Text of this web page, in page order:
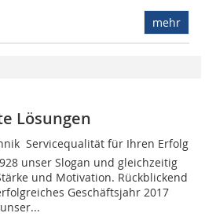
mehr
Lösungen
 Servicequalität für Ihren Erfolg
unser Slogan und gleichzeitig
und Motivation. Rückblickend
Geschäftsjahr 2017